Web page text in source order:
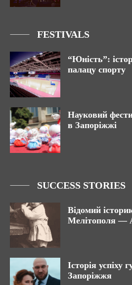
FESTIVALS
“Юність”:
палацу спорту
Науковий
в Запоріжжі
SUCCESS STORIES
Відомий
Мелітополя —
Історія успіху
Запоріжжя